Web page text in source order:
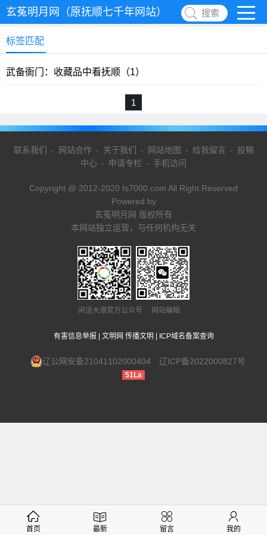
玄菟明月网（原抚顺七千年网站） 搜索
标签匹配
武备衙门：收藏品中看抚顺（1）
1
联系我们 - 网站合作- 关于我们 - 网站地图 - 给我留言 - 投稿
中心 - 申请专栏 - 手机访问
Copyright @ 2012-2020 fs7000.com All Right Reserved
Powered by
玄菟明月网 版权所有
本网站独立运营，与任何机构无关
闲话大潦官方公众号 网站编辑
有害信息举报 文明网 传播文明 ICP域名备案查询
辽公网安备21041102000404 辽ICP备2022000827号
51La
首页 最新 留言 我的